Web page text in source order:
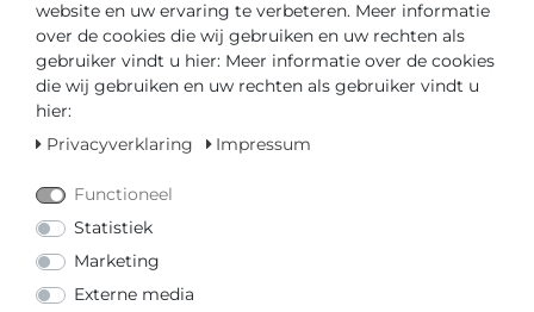
Klaar voor verzending in 4-5 dagen
Uw prijs met
website en uw ervaring te verbeteren. Meer informatie
over de cookies die wij gebruiken en uw rechten als
gebruiker vindt u hier: Meer informatie over de cookies
die wij gebruiken en uw rechten als gebruiker vindt u
hier:
Privacyverklaring
Impressum
Functioneel
Statistiek
Marketing
Externe media